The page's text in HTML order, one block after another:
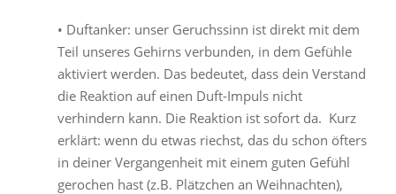
• Duftanker: unser Geruchssinn ist direkt mit dem
Teil unseres Gehirns verbunden, in dem Gefühle
aktiviert werden. Das bedeutet, dass dein Verstand
die Reaktion auf einen Duft-Impuls nicht
verhindern kann. Die Reaktion ist sofort da. Kurz
erklärt: wenn du etwas riechst, das du schon öfters
in deiner Vergangenheit mit einem guten Gefühl
gerochen hast (z.B. Plätzchen an Weihnachten),